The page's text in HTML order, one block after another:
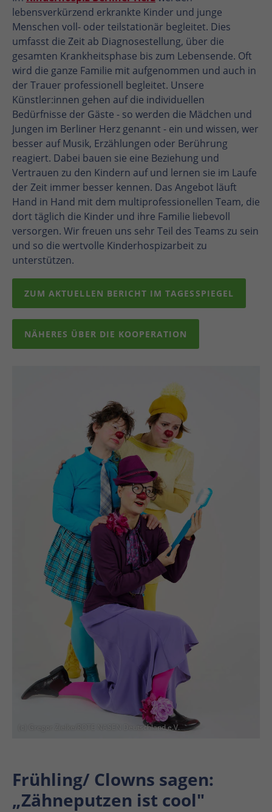
lebensverkürzend erkrankte Kinder und junge
Menschen voll- oder teilstationär begleitet. Dies
umfasst die Zeit ab Diagnosestellung, über die
gesamten Krankheitsphase bis zum Lebensende. Oft
wird die ganze Familie mit aufgenommen und auch in
der Trauer professionell begleitet. Unsere
Künstler:innen gehen auf die individuellen
Bedürfnisse der Gäste - so werden die Mädchen und
Jungen im Berliner Herz genannt - ein und wissen, wer
besser auf Musik, Erzählungen oder Berührung
reagiert. Dabei bauen sie eine Beziehung und
Vertrauen zu den Kindern auf und lernen sie im Laufe
der Zeit immer besser kennen. Das Angebot läuft
Hand in Hand mit dem multiprofessionellen Team, die
dort täglich die Kinder und ihre Familie liebevoll
versorgen. Wir freuen uns sehr Teil des Teams zu sein
und so die wertvolle Kinderhospizarbeit zu
unterstützen.
ZUM AKTUELLEN BERICHT IM TAGESSPIEGEL
NÄHERES ÜBER DIE KOOPERATION
(c) Gregor Zielke/ROTE NASEN Deutschland e.V.
Frühling/ Clowns sagen:
„Zähneputzen ist cool"